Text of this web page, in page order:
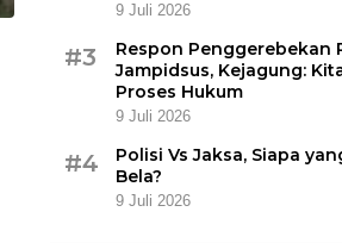
9 Juli 2026
#3
Respon Penggerebekan
Jampidsus, Kejagung:
Proses Hukum
9 Juli 2026
#4
Polisi Vs Jaksa, Siapa
Bela?
9 Juli 2026